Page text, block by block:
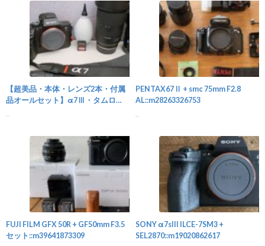
【超美品・本体・レンズ2本・付属
品オールセット】α7Ⅲ・タムロ
PENTAX67Ⅱ + smc 75mm F2.8
AL::m28263326753
FUJI FILM GFX 50R + GF50mm F3.5
セット::m39641873309
SONY α7sIII ILCE-7SM3 +
SEL2870::m19020862617